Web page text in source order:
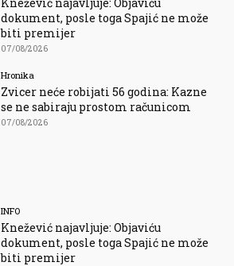
dokument, posle toga Spajić ne može
biti premijer
07/08/2026
Hronika
Zvicer neće robijati 56 godina: Kazne
se ne sabiraju prostom računicom
07/08/2026
INFO
Knežević najavljuje: Objaviću
dokument, posle toga Spajić ne može
biti premijer